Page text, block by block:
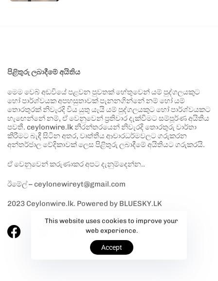
පිළිතුරු ලබාදීමේ අයිතිය
මෙම වෙබ් අඩවියේ පළවන පුවතක් හේතුවෙන් යම් පුද්ගලයකුට
හෝ පාර්ශ්වයක අපහසුතාවක් පැනනගින්නේ නම් හෝ යම්
තොරතුරක් නිවැරදි විය යුතු යැයි යම් පුද්ගලයකුට හෝ පාර්ශ්වයකට
හැඟෙන්නේ නම්, ඒ වෙනුවෙන් ප්‍රතිචාර දැක්වීමට සම්පූර්ණ අයිතිය
පවතී. ceylonwire.lk නිරන්තරයෙන් නිවැරදි තොරතුරු වාර්තා
කිරීමට බැඳී සිටින අතර, වෘත්තීය ආචාරධර්මවලට ගරුකරන
අන්තර්ජාල වේදිකාවක් ලෙස පිළිතුරු ලබාදීමේ අයිතියට ගරුකරයි.
ඒ වෙනුවෙන් කරුණාකර අපට දැනුම්දෙන්න..
ඊමේල් – ceylonewireyt@gmail.com
2023 Ceylonwire.lk. Powered by BLUESKY.LK
This website uses cookies to improve your
web experience.
Accept